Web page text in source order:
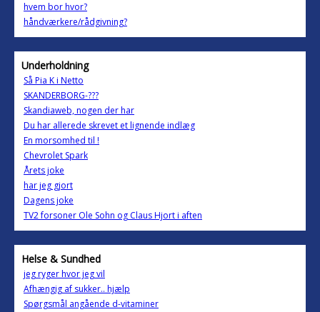
hvem bor hvor?
håndværkere/rådgivning?
Underholdning
Så Pia K i Netto
SKANDERBORG-???
Skandiaweb, nogen der har
Du har allerede skrevet et lignende indlæg
En morsomhed til !
Chevrolet Spark
Årets joke
har jeg gjort
Dagens joke
TV2 forsoner Ole Sohn og Claus Hjort i aften
Helse & Sundhed
jeg ryger hvor jeg vil
Afhængig af sukker.. hjælp
Spørgsmål angående d-vitaminer